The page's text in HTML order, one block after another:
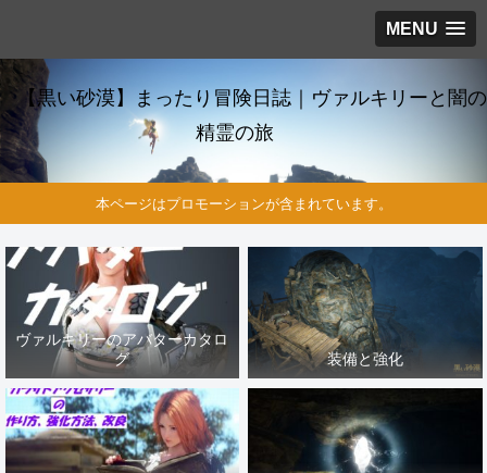
MENU
【黒い砂漠】まったり冒険日誌｜ヴァルキリーと闇の
精霊の旅
本ページはプロモーションが含まれています。
ヴァルキリーのアバターカタロ
グ
装備と強化